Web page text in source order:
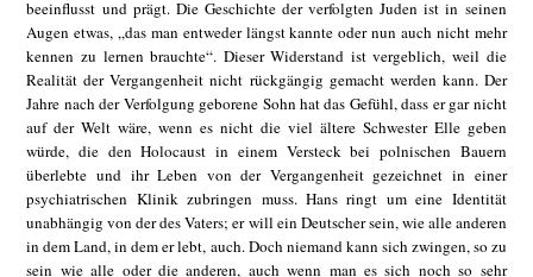
beeinflusst und prägt. Die Geschichte der verfolgten Juden ist in seinen
Augen etwas, „das man entweder längst kannte oder nun auch nicht mehr
kennen zu lernen brauchte“. Dieser Widerstand ist vergeblich, weil die
Realität der Vergangenheit nicht rückgängig gemacht werden kann. Der
Jahre nach der Verfolgung geborene Sohn hat das Gefühl, dass er gar nicht
auf der Welt wäre, wenn es nicht die viel ältere Schwester Elle geben
würde, die den Holocaust in einem Versteck bei polnischen Bauern
überlebte und ihr Leben von der Vergangenheit gezeichnet in einer
psychiatrischen Klinik zubringen muss. Hans ringt um eine Identität
unabhängig von der des Vaters; er will ein Deutscher sein, wie alle anderen
in dem Land, in dem er lebt, auch. Doch niemand kann sich zwingen, so zu
sein wie alle oder die anderen, auch wenn man es sich noch so sehr